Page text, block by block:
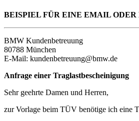
BEISPIEL FÜR EINE EMAIL ODER
BMW Kundenbetreuung
80788 München
E-Mail: kundenbetreuung@bmw.de
Anfrage einer Traglastbescheinigung
Sehr geehrte Damen und Herren,
zur Vorlage beim TÜV benötige ich eine